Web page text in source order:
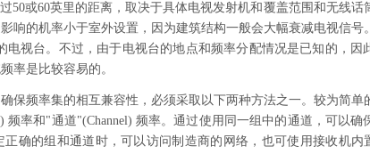
50或60英里的距离，取决于具体电视发射机和覆盖范围和无线话
响的机率小于室外设置，因为建筑结构一般会大幅衰减电视信号
电视台。不过，由于电视台的地点和频率分配情况是已知的，因
率是比较容易的。
保频率集的相互兼容性，必须采取以下两种方法之一。较为简单
频率和"通道"(Channel) 频率。通过使用同一组中的通道，可以确
确的组和通道时，可以访问制造商的网络，也可使用接收机内